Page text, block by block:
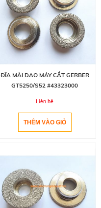
ĐĨA MÀI DAO MÁY CẮT GERBER
GT5250/S52 #43323000
Liên hệ